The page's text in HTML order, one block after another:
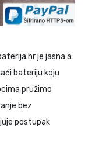
je jasna a
bateriju koju
pružimo
bez
postupak